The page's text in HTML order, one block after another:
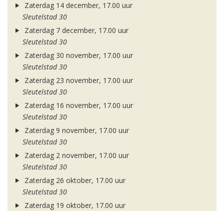
Zaterdag 14 december, 17.00 uur
Sleutelstad 30
Zaterdag 7 december, 17.00 uur
Sleutelstad 30
Zaterdag 30 november, 17.00 uur
Sleutelstad 30
Zaterdag 23 november, 17.00 uur
Sleutelstad 30
Zaterdag 16 november, 17.00 uur
Sleutelstad 30
Zaterdag 9 november, 17.00 uur
Sleutelstad 30
Zaterdag 2 november, 17.00 uur
Sleutelstad 30
Zaterdag 26 oktober, 17.00 uur
Sleutelstad 30
Zaterdag 19 oktober, 17.00 uur